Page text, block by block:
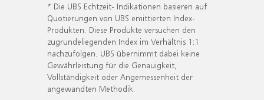
* Die UBS Echtzeit- Indikationen basieren auf
Quotierungen von UBS emittierten Index-
Produkten. Diese Produkte versuchen den
zugrundeliegenden Index im Verhältnis 1:1
nachzufolgen. UBS übernimmt dabei keine
Gewährleistung für die Genauigkeit,
Vollständigkeit oder Angemessenheit der
angewandten Methodik.